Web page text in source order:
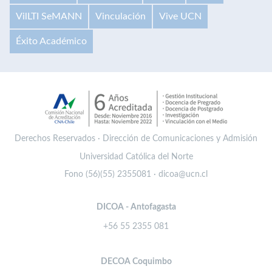
VilLTI SeMANN Vinculación Vive UCN
Éxito Académico
Derechos Reservados · Dirección de Comunicaciones y Admisión
Universidad Católica del Norte
Fono (56)(55) 2355081 · dicoa@ucn.cl
DICOA - Antofagasta
+56 55 2355 081
DECOA Coquimbo